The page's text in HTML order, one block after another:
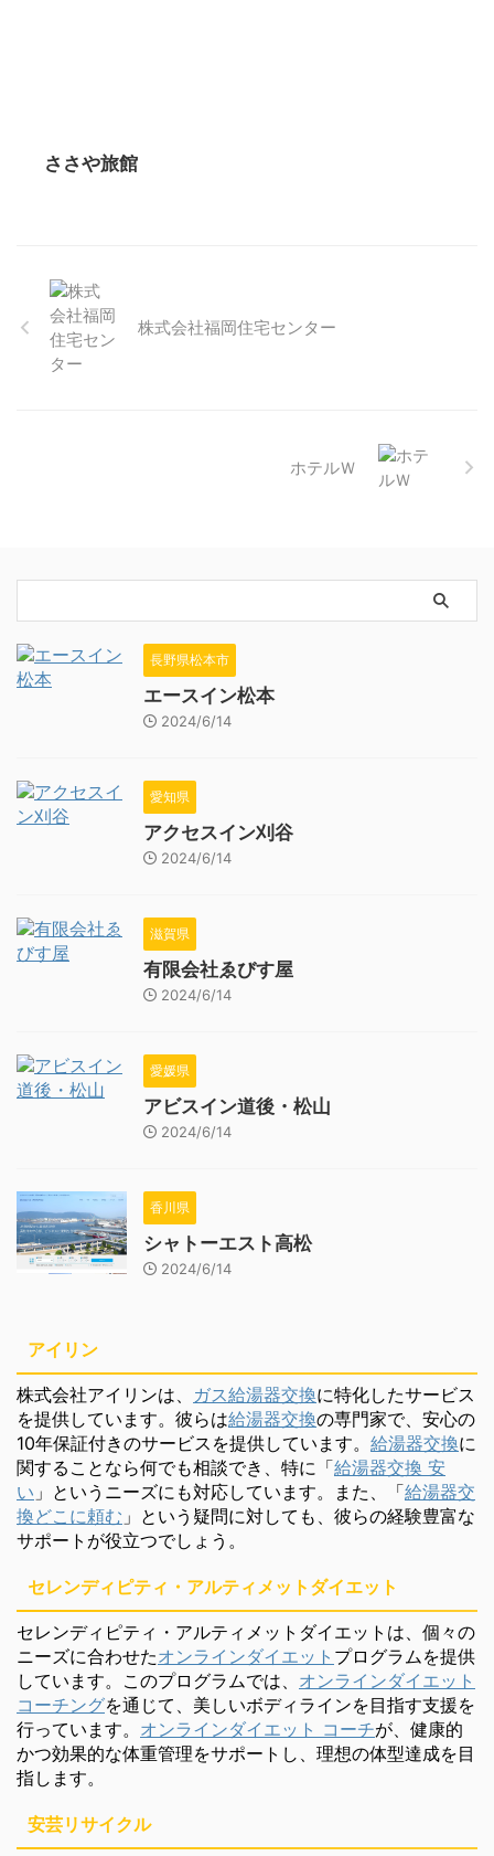
ささや旅館
株式会社福岡住宅センター
ホテルＷ
長野県松本市
エースイン松本
2024/6/14
愛知県
アクセスイン刈谷
2024/6/14
滋賀県
有限会社ゑびす屋
2024/6/14
愛媛県
アビスイン道後・松山
2024/6/14
香川県
シャトーエスト高松
2024/6/14
アイリン
株式会社アイリンは、 ガス給湯器交換に特化したサービス
を提供しています。彼らは給湯器交換の専門家で、安心の
10年保証付きのサービスを提供しています。 給湯器交換に
関することなら何でも相談でき、特に「給湯器交換 安
い 」というニーズにも対応しています。また、「給湯器交
換どこに頼む 」という疑問に対しても、彼らの経験豊富な
サポートが役立つでしょう。
セレンディピティ・アルティメットダイエット
セレンディピティ・アルティメットダイエットは、個々の
ニーズに合わせたオンラインダイエット プログラムを提供
しています。このプログラムでは、 オンラインダイエット
コーチングを通じて、美しいボディラインを目指す支援を
行っています。 オンラインダイエット コーチが、健康的
かつ効果的な体重管理をサポートし、理想の体型達成を目
指します。
安芸リサイクル